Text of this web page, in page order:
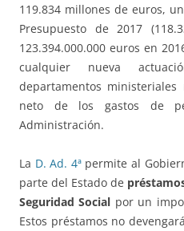
119.834 millones de euros,
Presupuesto de 2017
123.394.000.000 euros en
cualquier nueva
departamentos
neto de los gastos de
Administración.
La D. Ad. 4ªpermite al
parte del Estado de
Seguridad Social por un
Estos préstamos no